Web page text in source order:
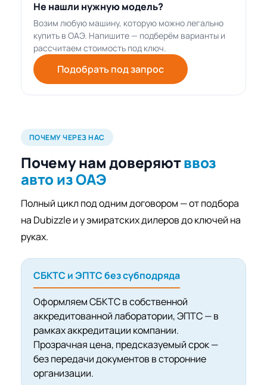
Не нашли нужную модель?
Возим любую машину, которую можно легально
купить в ОАЭ. Напишите — подберём варианты и
рассчитаем стоимость под ключ.
Подобрать под запрос
ПОЧЕМУ ЧЕРЕЗ НАС
Почему нам доверяютввоз
авто из ОАЭ
Полный цикл под одним договором — от подбора
на Dubizzle и у эмиратских дилеров до ключей на
руках.
СБКТС и ЭПТС без субподряда
Оформляем СБКТС в собственной
аккредитованной лаборатории, ЭПТС — в
рамках аккредитации компании.
Прозрачная цена, предсказуемый срок —
без передачи документов в сторонние
организации.